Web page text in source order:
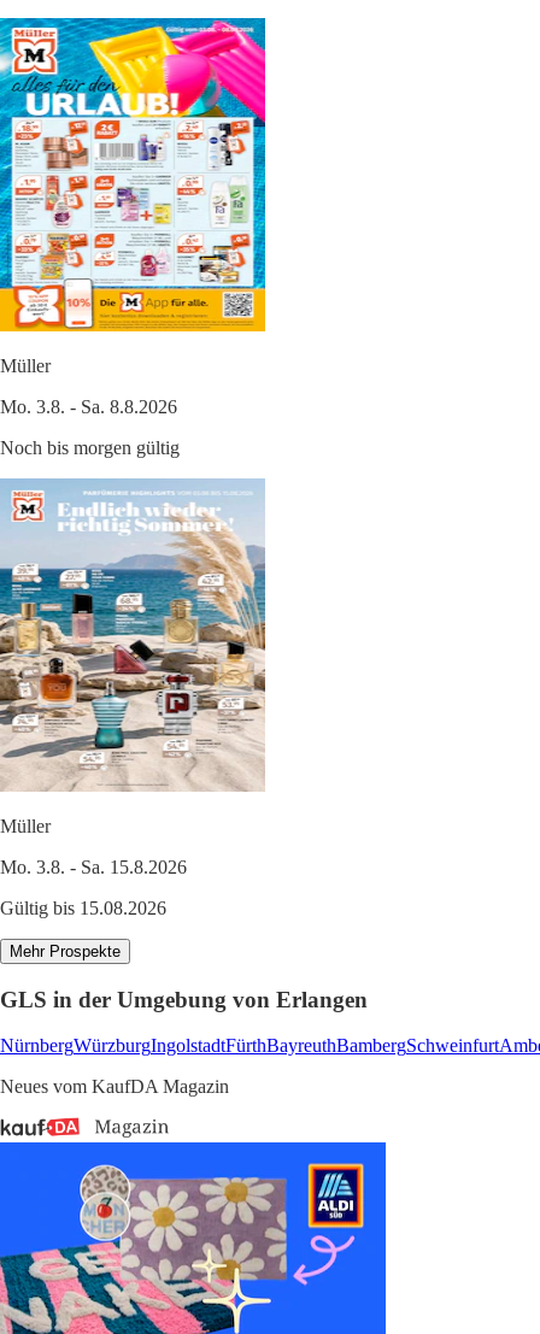
Müller
Mo. 3.8. - Sa. 8.8.2026
Noch bis morgen gültig
Müller
Mo. 3.8. - Sa. 15.8.2026
Gültig bis 15.08.2026
Mehr Prospekte
GLS in der Umgebung von Erlangen
NürnbergWürzburgIngolstadtFürthBayreuthBambergSchweinfurt
Neues vom KaufDA Magazin